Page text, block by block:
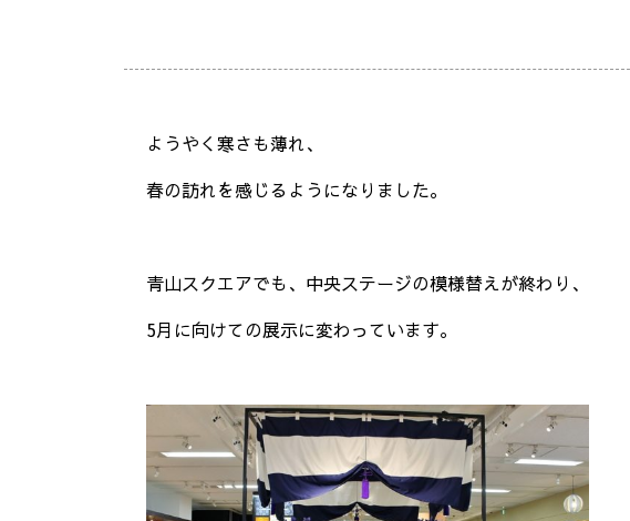
ようやく寒さも薄れ、
春の訪れを感じるようになりました。
青山スクエアでも、中央ステージの模様替えが終わり、
5月に向けての展示に変わっています。